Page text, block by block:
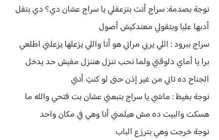
نوجة بصدمة: سراج أنت بتزعقلي يا سراج عشان دي؟ دي بتقل
أدبها عليا وبتقولي معندكيش أصول
سراج ببرود : اللي يربي مراتي هو أنا واللي يزعلها يزعلني اطلعي
برا يا أماي دلوقتي ولما نحب ننزل هننزل مفيش حد يدخل
الجناح ده تاني من غير إذن حتى لو كنتِ أنتي
نوجة بغيظ : ماشي يا سراج بتبعني عشان بت فتحي والله ما
هسكت والبيت ده مش هيلمني أنا وهي في مكان واحد
نوجة خرجت وهي بترزع الباب